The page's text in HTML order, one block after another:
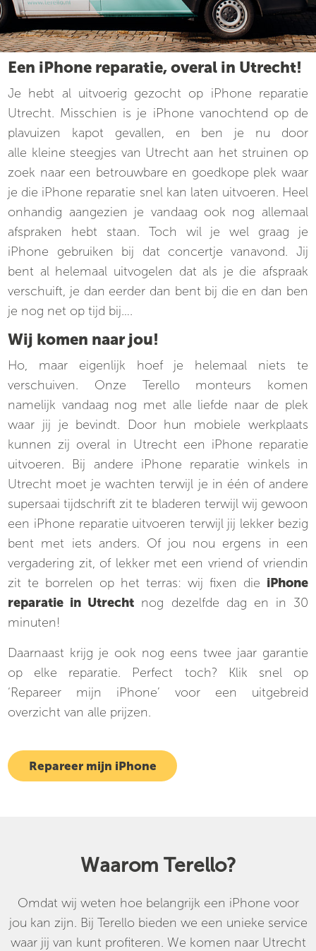
Een iPhone reparatie, overal in Utrecht!
Je hebt al uitvoerig gezocht op iPhone reparatie
Utrecht. Misschien is je iPhone vanochtend op de
plavuizen kapot gevallen, en ben je nu door
alle kleine steegjes van Utrecht aan het struinen op
zoek naar een betrouwbare en goedkope plek waar
je die iPhone reparatie snel kan laten uitvoeren. Heel
onhandig aangezien je vandaag ook nog allemaal
afspraken hebt staan. Toch wil je wel graag je
iPhone gebruiken bij dat concertje vanavond. Jij
bent al helemaal uitvogelen dat als je die afspraak
verschuift, je dan eerder dan bent bij die en dan ben
je nog net op tijd bij….
Wij komen naar jou!
Ho, maar eigenlijk hoef je helemaal niets te
verschuiven. Onze Terello monteurs komen
namelijk vandaag nog met alle liefde naar de plek
waar jij je bevindt. Door hun mobiele werkplaats
kunnen zij overal in Utrecht een iPhone reparatie
uitvoeren. Bij andere iPhone reparatie winkels in
Utrecht moet je wachten terwijl je in één of andere
supersaai tijdschrift zit te bladeren terwijl wij gewoon
een iPhone reparatie uitvoeren terwijl jij lekker bezig
bent met iets anders. Of jou nou ergens in een
vergadering zit, of lekker met een vriend of vriendin
zit te borrelen op het terras: wij fixen die iPhone
reparatie in Utrecht nog dezelfde dag en in 30
minuten!
Daarnaast krijg je ook nog eens twee jaar garantie
op elke reparatie. Perfect toch? Klik snel op
‘Repareer mijn iPhone’ voor een uitgebreid
overzicht van alle prijzen.
Repareer mijn iPhone
Waarom Terello?
Omdat wij weten hoe belangrijk een iPhone voor
jou kan zijn. Bij Terello bieden we een unieke service
waar jij van kunt profiteren. We komen naar Utrecht